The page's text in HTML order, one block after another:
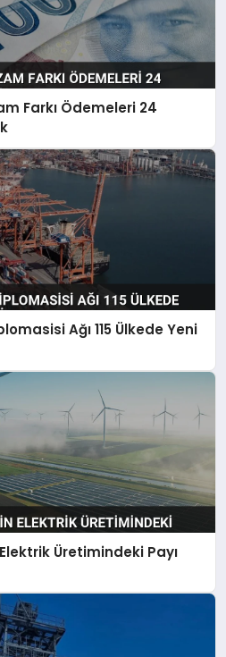
Farkı Ödemeleri 24
Ağı 115 Ülkede Yeni
Üretimindeki Payı